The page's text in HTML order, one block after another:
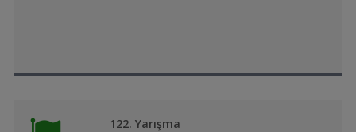
122. Yarışma